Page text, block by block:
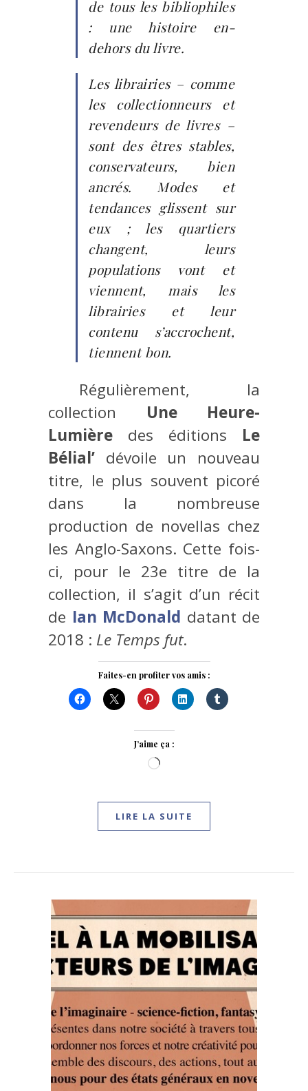
de tous les bibliophiles
: une histoire en-
dehors du livre.
Les librairies – comme
les collectionneurs et
revendeurs de livres –
sont des êtres stables,
conservateurs, bien
ancrés. Modes et
tendances glissent sur
eux ; les quartiers
changent, leurs
populations vont et
viennent, mais les
librairies et leur
contenu s’accrochent,
tiennent bon.
Régulièrement, la
collection Une Heure-
Lumière des éditions Le
Bélial’ dévoile un nouveau
titre, le plus souvent picoré
dans la nombreuse
production de novellas chez
les Anglo-Saxons. Cette fois-
ci, pour le 23e titre de la
collection, il s’agit d’un récit
de Ian McDonald datant de
2018 : Le Temps fut.
Faites-en profiter vos amis :
J’aime ça :
Chargement…
LIRE LA SUITE